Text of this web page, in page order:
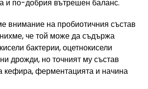
и по-добрия вътрешен баланс.
внимание на пробиотичния състав
че той може да съдържа
бактерии, оцетнокисели
дрожди, но точният му състав
кефира, ферментацията и начина